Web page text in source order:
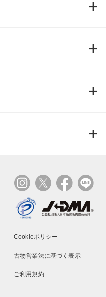
Cookieポリシー
古物営業法に基づく表示
ご利用規約